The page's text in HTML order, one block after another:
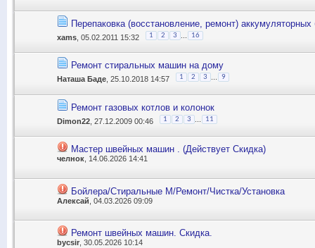
Перепаковка (восстановление, ремонт) аккумуляторных
xams , 05.02.2011 15:32 1 2 3 16
Ремонт стиральных машин на дому
Наташа Баде , 25.10.2018 14:57 1 2 3 9
Ремонт газовых котлов и колонок
Dimon22 , 27.12.2009 00:46 1 2 3 11
Мастер швейных машин . (Действует Скидка)
челнок , 14.06.2026 14:41
Бойлера/Стиральные М/Ремонт/Чистка/Установка
Алексай , 04.03.2026 09:09
Ремонт швейных машин. Скидка.
bycsir , 30.05.2026 10:14